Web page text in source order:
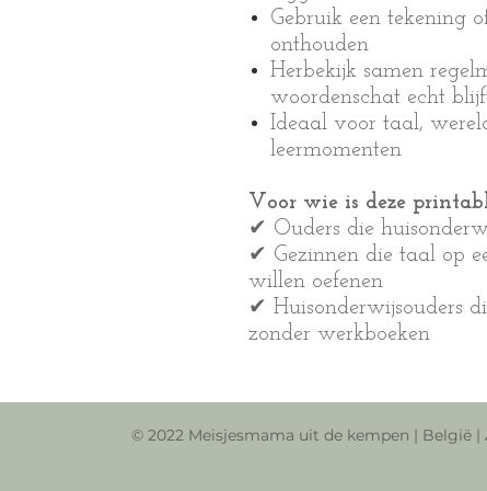
Gebruik een tekening
onthouden
Herbekijk samen
woordenschat echt
Ideaal voor taal,
leermomenten
Voor wie is deze
✔ Ouders die
✔ Gezinnen die taal op
willen oefenen
✔ Huisonderwijsouders
zonder werkboeken
© 2022 Meisjesmama uit de kempen | België |